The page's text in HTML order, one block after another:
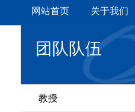
网站首页 关于我们
团队队伍
教授